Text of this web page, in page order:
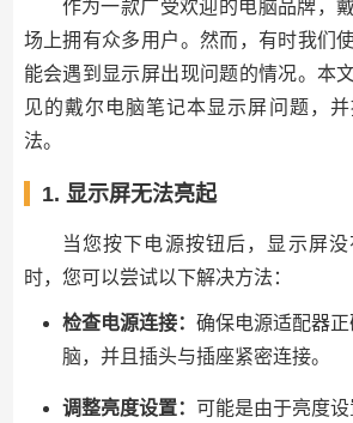
作为一款广受欢迎的电脑品牌，
场上拥有众多用户。然而，有时我们
能会遇到显示屏出现问题的情况。本
见的戴尔电脑笔记本显示屏问题，
法。
1. 显示屏无法亮起
当您按下电源按钮后，显示屏
时，您可以尝试以下解决方法：
检查电源连接： 确保电源适配器
脑，并且插头与插座紧密连接。
调整亮度设置： 可能是由于亮度